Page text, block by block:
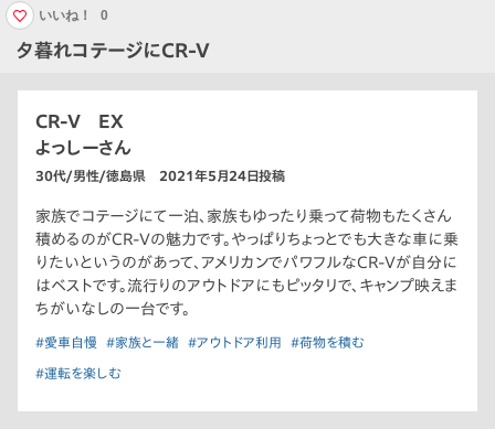
夕暮れコテージにCR-V
いいね！ 0
CR-V EX
よっしーさん
30代/男性/徳島県 2021年5月24日投稿
家族でコテージにて一泊、家族もゆったり乗って荷物もたくさん
積めるのがCR-Vの魅力です。やっぱりちょっとでも大きな車に乗
りたいというのがあって、アメリカンでパワフルなCR-Vが自分に
はベストです。流行りのアウトドアにもピッタリで、キャンプ映えま
ちがいなしの一台です。
#愛車自慢 #家族と一緒 #アウトドア利用 #荷物を積む
#運転を楽しむ